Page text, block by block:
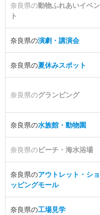
奈良県の動物ふれあいイベン
ト
奈良県の演劇・講演会
奈良県の夏休みスポット
奈良県のグランピング
奈良県の水族館・動物園
奈良県のビーチ・海水浴場
奈良県のアウトレット・ショ
ッピングモール
奈良県の工場見学